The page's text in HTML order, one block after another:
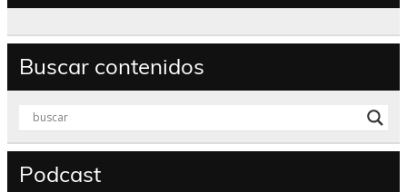
Buscar contenidos
Podcast